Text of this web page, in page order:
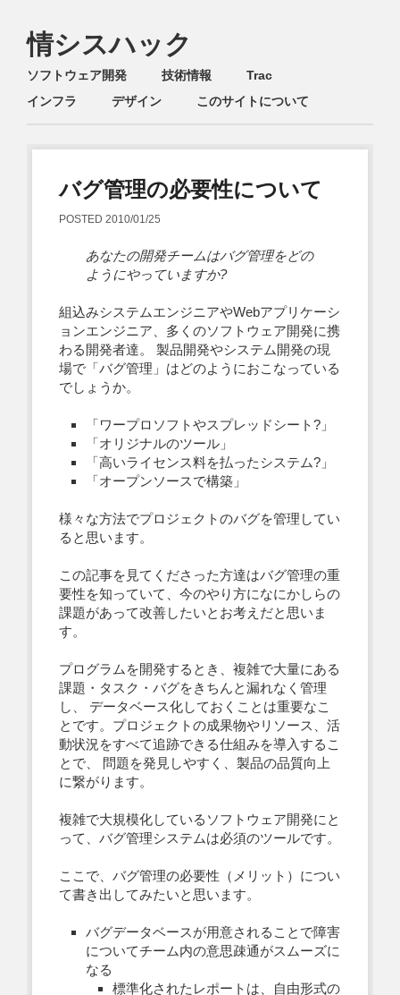
情シスハック
Main menu
Skip
to
content
ソフトウェア開発 技術情報
Trac
インフラ
デザイン このサイトについて
バグ管理の必要性について
POSTED 2010/01/25
あなたの開発チームはバグ管理をどの
ようにやっていますか?
組込みシステムエンジニアやWebアプリケーシ
ョンエンジニア、多くのソフトウェア開発に携
わる開発者達。 製品開発やシステム開発の現
場で「バグ管理」はどのようにおこなっている
でしょうか。
「ワープロソフトやスプレッドシート?」
「オリジナルのツール」
「高いライセンス料を払ったシステム?」
「オープンソースで構築」
様々な方法でプロジェクトのバグを管理してい
ると思います。
この記事を見てくださった方達はバグ管理の重
要性を知っていて、今のやり方になにかしらの
課題があって改善したいとお考えだと思いま
す。
プログラムを開発するとき、複雑で大量にある
課題・タスク・バグをきちんと漏れなく管理
し、 データベース化しておくことは重要なこ
とです。プロジェクトの成果物やリソース、活
動状況をすべて追跡できる仕組みを導入するこ
とで、 問題を発見しやすく、製品の品質向上
に繋がります。
複雑で大規模化しているソフトウェア開発にと
って、バグ管理システムは必須のツールです。
ここで、バグ管理の必要性（メリット）につい
て書き出してみたいと思います。
バグデータベースが用意されることで障害
についてチーム内の意思疎通がスムーズに
なる
標準化されたレポートは、自由形式の